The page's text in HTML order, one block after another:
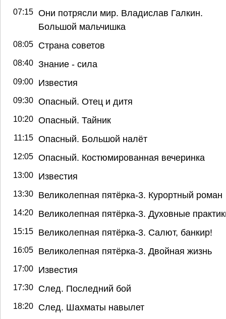
07:15 Они потрясли мир. Владислав Галкин.
Большой мальчишка
08:05 Страна советов
08:40 Знание - сила
09:00 Известия
09:30 Опасный. Отец и дитя
10:20 Опасный. Тайник
11:15 Опасный. Большой налёт
12:05 Опасный. Костюмированная вечеринка
13:00 Известия
13:30 Великолепная пятёрка-3. Курортный роман
14:20 Великолепная пятёрка-3. Духовные
15:15 Великолепная пятёрка-3. Салют, банкир!
16:05 Великолепная пятёрка-3. Двойная жизнь
17:00 Известия
17:30 След. Последний бой
18:20 След. Шахматы навылет